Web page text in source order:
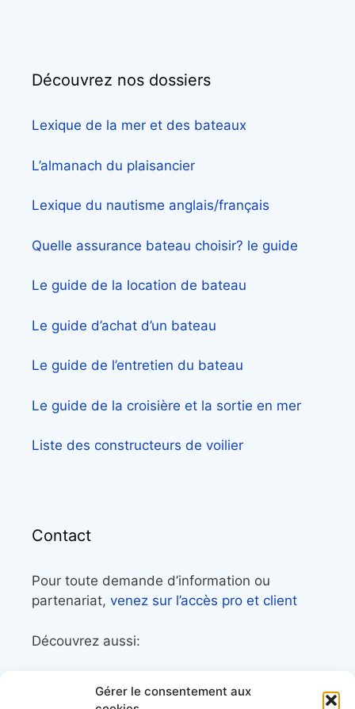
Gérer le consentement aux
Découvrez nos dossiers
Lexique de la mer et des bateaux
L’almanach du plaisancier
Lexique du nautisme anglais/français
Quelle assurance bateau choisir? le guide
Le guide de la location de bateau
Le guide d’achat d’un bateau
Le guide de l’entretien du bateau
Le guide de la croisière et la sortie en mer
Liste des constructeurs de voilier
Contact
Pour toute demande d’information ou
partenariat, venez sur l’accès pro et client
Découvrez aussi:
librairie maritime